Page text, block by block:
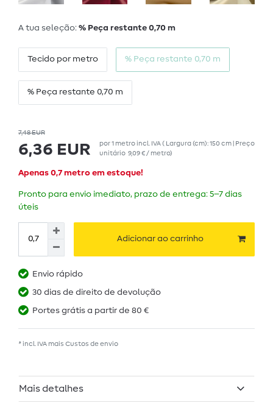
A tua seleção: % Peça restante 0,70 m
Tecido por metro % Peça restante 0,70 m
% Peça restante 0,70 m
7,48 EUR
6,36 EUR por1 metroincl. IVA( Largura (cm): 150 cm | Preço
unitário 9,09 € / metro)
Apenas 0,7 metro em estoque!
Pronto para envio imediato, prazo de entrega: 5–7 dias
úteis
Adicionar ao carrinho
Envio rápido
30 dias de direito de devolução
Portes grátis a partir de 80 €
* incl. IVA mais Custos de envio
Mais detalhes